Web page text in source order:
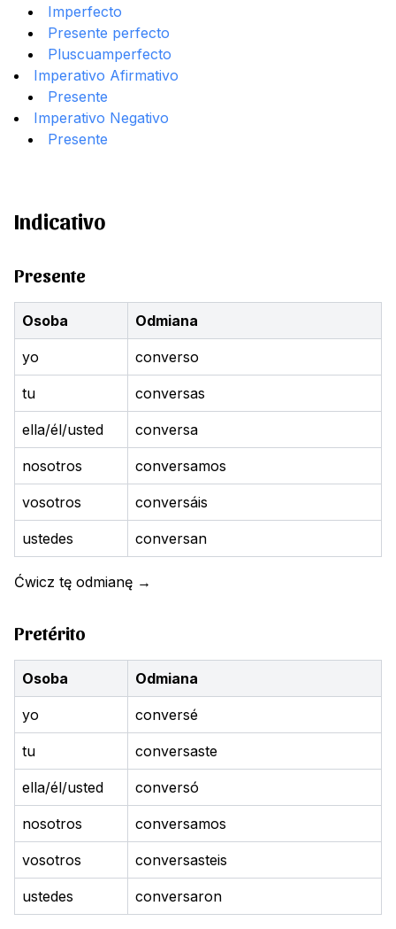
Imperfecto
Presente perfecto
Pluscuamperfecto
Imperativo Afirmativo
Presente
Imperativo Negativo
Presente
Indicativo
Presente
Osoba Odmiana
yo converso
tu conversas
ella/él/usted conversa
nosotros conversamos
vosotros conversáis
ustedes conversan
Ćwicz tę odmianę →
Pretérito
Osoba Odmiana
yo conversé
tu conversaste
ella/él/usted conversó
nosotros conversamos
vosotros conversasteis
ustedes conversaron